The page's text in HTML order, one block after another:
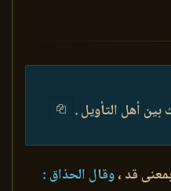
أهل التأويل .
قد ،وقال الحذاق :